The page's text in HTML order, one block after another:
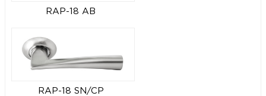
RAP-18 AB
RAP-18 SN/CP